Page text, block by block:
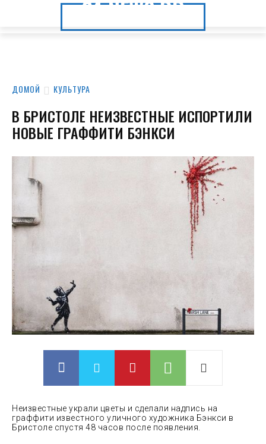
24.NEWS.DP
24.NEWS.DP
ДОМОЙ КУЛЬТУРА
В БРИСТОЛЕ НЕИЗВЕСТНЫЕ ИСПОРТИЛИ
НОВЫЕ ГРАФФИТИ БЭНКСИ
Неизвестные украли цветы и сделали надпись на
граффити известного уличного художника Бэнкси в
Бристоле спустя 48 часов после появления.